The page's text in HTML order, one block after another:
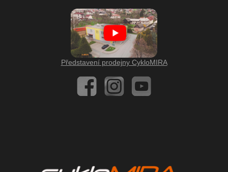
Představení prodejny CykloMIRA